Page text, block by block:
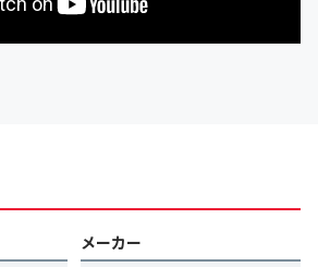
メーカー